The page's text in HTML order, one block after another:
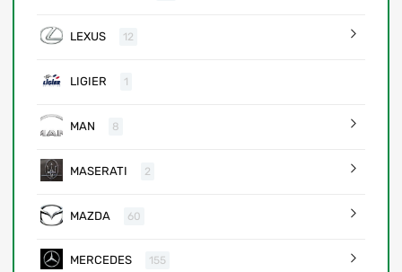
LEXUS 12
LIGIER 1
MAN 8
MASERATI 2
MAZDA 60
MERCEDES 155